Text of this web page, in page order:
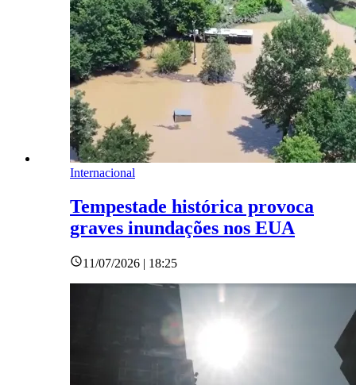
Internacional
Tempestade histórica provoca
graves inundações nos EUA
11/07/2026 | 18:25